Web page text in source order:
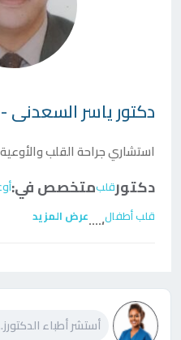
دكتورياسر السعدنى - Yasser Al-Saadani
استشاري جراحة القلب
دكتورقلبمتخصص في:
قلب أطفال،....عرض المزيد